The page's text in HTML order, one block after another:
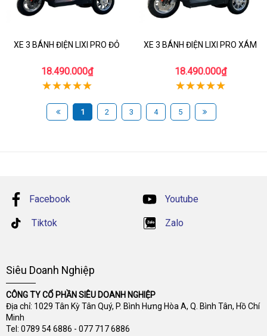
XE 3 BÁNH ĐIỆN LIXI PRO ĐỎ
18.490.000₫
XE 3 BÁNH ĐIỆN LIXI PRO XÁM
18.490.000₫
1 2 3 4 5
Facebook Youtube
Tiktok Zalo
Siêu Doanh Nghiệp
CÔNG TY CỔ PHẦN SIÊU DOANH NGHIỆP
Địa chỉ: 1029 Tân Kỳ Tân Quý, P. Bình Hưng Hòa A, Q. Bình Tân, Hồ Chí
Minh
Tel: 0789 54 6886 - 077 717 6886